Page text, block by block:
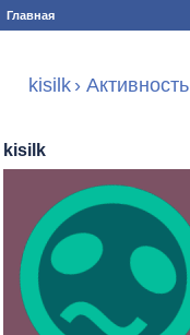
Главная
kisilk › Активность
kisilk